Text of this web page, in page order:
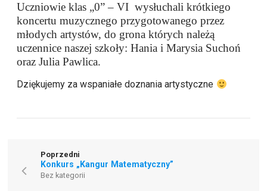
Uczniowie klas „0” – VI wysłuchali krótkiego
koncertu muzycznego przygotowanego przez
młodych artystów, do grona których należą
uczennice naszej szkoły: Hania i Marysia Suchoń
oraz Julia Pawlica.
Dziękujemy za wspaniałe doznania artystyczne
Poprzedni
Konkurs „Kangur Matematyczny”
Bez kategorii